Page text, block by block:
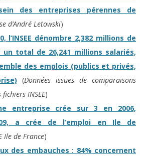
des entreprises pérennes de
d’André Letowski)
l’INSEE dénombre 2,382 millions de
un total de 26,241 millions salariés,
des emplois (publics et privés,
(Données issues de comparaisons
INSEE)
entreprise crée sur 3 en 2006,
a crée de l’emploi en Ile de
Ile de France)
des embauches : 84% concernent